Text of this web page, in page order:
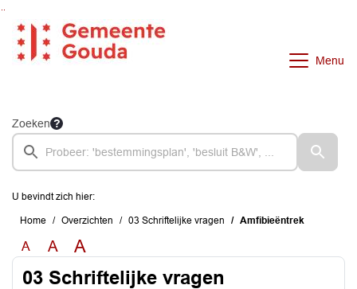
Ga naar de inhoud van deze pagina
Menu
Zoeken
U bevindt zich hier:
Home Overzichten 03 Schriftelijke vragen Amfibieëntrek
A A A
03 Schriftelijke vragen